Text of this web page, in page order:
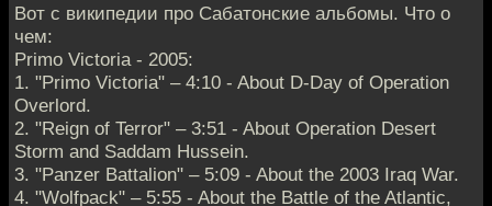
Вот с википедии про Сабатонские альбомы. Что о
чем:
Primo Victoria - 2005:
1. "Primo Victoria" – 4:10 - About D-Day of Operation
Overlord.
2. "Reign of Terror" – 3:51 - About Operation Desert
Storm and Saddam Hussein.
3. "Panzer Battalion" – 5:09 - About the 2003 Iraq War.
4. "Wolfpack" – 5:55 - About the Battle of the Atlantic,